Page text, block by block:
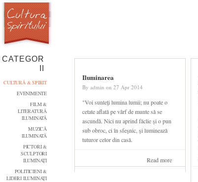
Skip to main content
CATEGOR
CULTURĂ & SPIRIT
EVENIMENTE
FILM &
LITERATURĂ
ILUMINATĂ
MUZICĂ
ILUMINATĂ
PICTORI &
SCULPTORI
ILUMINAȚI
POLITICIENI &
LIDERI ILUMINAȚI
Iluminarea
By admin on 27 Apr 2014
"Voi sunteţi lumina lumii; nu poate o
cetate aflată pe vârf de munte să se
ascundă. Nici nu aprind făclie şi o pun
sub obroc, ci în sfeşnic, şi luminează
tuturor celor din casă.
Read moreabout
Iluminarea